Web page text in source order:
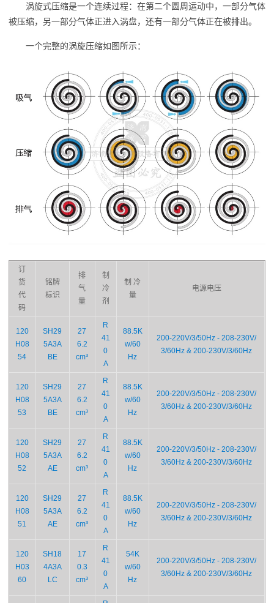
涡旋式压缩是一个连续过程：在第二个圆周运动中，一部分气体
被压缩，另一部分气体正进入涡盘，还有一部分气体正在被排出。
一个完整的涡旋压缩如图所示：
订
货
代
码
铭牌
标识
排
气
量
制
冷
剂
制 冷
量
电源电压
120
H08
54
SH29
5A3A
BE
27
6.2
cm³
R
41
0
A
88.5K
w/60
Hz
200-220V/3/50Hz - 208-230V/
3/60Hz & 200-230V/3/60Hz
120
H08
53
SH29
5A3A
BE
27
6.2
cm³
R
41
0
A
88.5K
w/60
Hz
200-220V/3/50Hz - 208-230V/
3/60Hz & 200-230V/3/60Hz
120
H08
52
SH29
5A3A
AE
27
6.2
cm³
R
41
0
A
88.5K
w/60
Hz
200-220V/3/50Hz - 208-230V/
3/60Hz & 200-230V/3/60Hz
120
H08
51
SH29
5A3A
AE
27
6.2
cm³
R
41
0
A
88.5K
w/60
Hz
200-220V/3/50Hz - 208-230V/
3/60Hz & 200-230V/3/60Hz
120
H03
60
SH18
4A3A
LC
17
0.3
cm³
R
41
0
A
54K
w/60
Hz
200-220V/3/50Hz - 208-230V/
3/60Hz & 200-230V/3/60Hz